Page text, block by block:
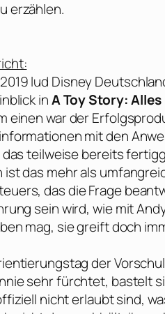
erzählen.
lud Disney
inA Toy Story:
einen war der
mit den
das teilweise bereits
ist das mehr als
das die Frage
sein wird, wie mit
mag, sie greift doch
der
sehr fürchtet, bastelt
nicht erlaubt sind,